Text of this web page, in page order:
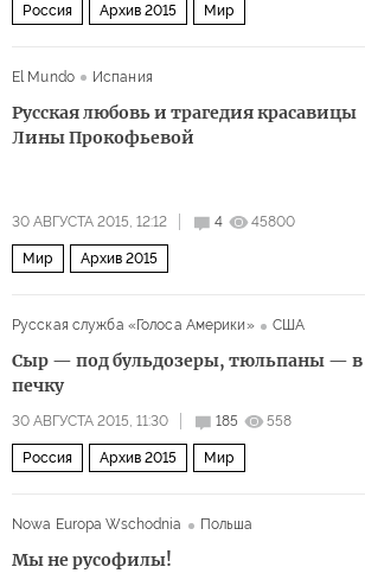
Россия Архив 2015 Мир
El Mundo Испания
Русская любовь и трагедия красавицы
Лины Прокофьевой
30 АВГУСТА 2015, 12:12 4 45800
Мир Архив 2015
Русская служба «Голоса Америки» США
Сыр — под бульдозеры, тюльпаны — в
печку
30 АВГУСТА 2015, 11:30 185 558
Россия Архив 2015 Мир
Nowa Europa Wschodnia Польша
Мы не русофилы!